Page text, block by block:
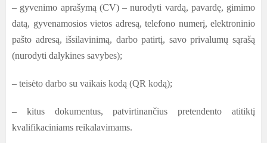
– gyvenimo aprašymą (CV) – nurodyti vardą, pavardę, gimimo
datą, gyvenamosios vietos adresą, telefono numerį, elektroninio
pašto adresą, išsilavinimą, darbo patirtį, savo privalumų sąrašą
(nurodyti dalykines savybes);
– teisėto darbo su vaikais kodą (QR kodą);
– kitus dokumentus, patvirtinančius pretendento atitiktį
kvalifikaciniams reikalavimams.